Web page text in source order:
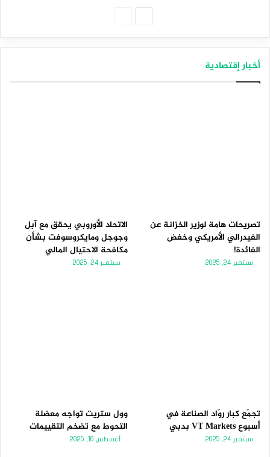
أخبار إقتصادية
تصريحات هامة لوزير الخزانة عن
الفيدرالي الأمريكي وخفض
الفائدة!
سبتمبر 24, 2025
الاتحاد الأوروبي يحقق مع آبل
وجوجل ومايكروسوفت بشأن
مكافحة الاحتيال المالي
سبتمبر 24, 2025
تجمّع كبار روّاد الصناعة في
أسبوع VT Markets بدبي
سبتمبر 24, 2025
وول ستريت تواجه معضلة
التحوط مع تضخم التقييمات
أغسطس 16, 2025